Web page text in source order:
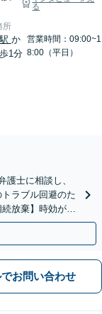
る
所
か
1分
営業時間：09:00~1
8:00（平日）
護士に相談し、
ラブル回避のた
放棄】時効がく
でお問い合わせ